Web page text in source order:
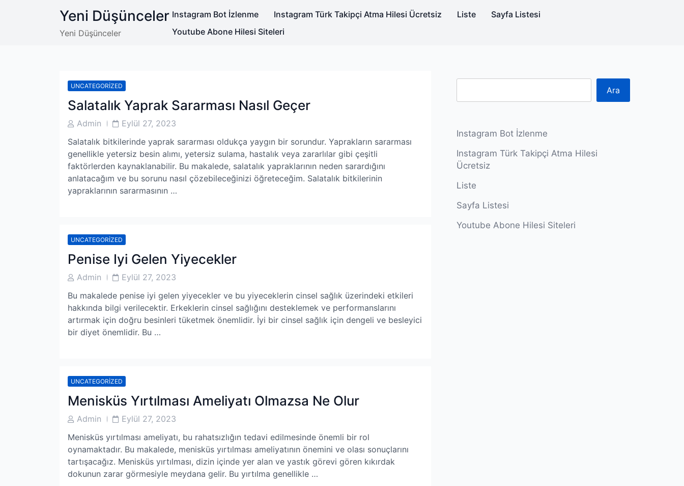
Yeni Düşünceler
Yeni Düşünceler
Instagram Bot İzlenme Instagram Türk Takipçi Atma Hilesi Ücretsiz Liste
Sayfa Listesi
Youtube Abone Hilesi Siteleri
UNCATEGORIZED
Salatalık Yaprak Sararması Nasıl Geçer
PostAdmin
PostEylül 27, 2023
Salatalık bitkilerinde yaprak sararması oldukça yaygın bir sorundur. Yaprakların sararması
genellikle yetersiz besin alımı, yetersiz sulama, hastalık veya zararlılar gibi çeşitli
faktörlerden kaynaklanabilir. Bu makalede, salatalık yapraklarının neden sarardığını
anlatacağım ve bu sorunu nasıl çözebileceğinizi öğreteceğim. Salatalık bitkilerinin
yapraklarının sararmasının …
UNCATEGORIZED
Penise Iyi Gelen Yiyecekler
PostAdmin
PostEylül 27, 2023
Bu makalede penise iyi gelen yiyecekler ve bu yiyeceklerin cinsel sağlık üzerindeki etkileri
hakkında bilgi verilecektir. Erkeklerin cinsel sağlığını desteklemek ve performanslarını
artırmak için doğru besinleri tüketmek önemlidir. İyi bir cinsel sağlık için dengeli ve besleyici
bir diyet önemlidir. Bu …
UNCATEGORIZED
Menisküs Yırtılması Ameliyatı Olmazsa Ne Olur
PostAdmin
PostEylül 27, 2023
Menisküs yırtılması ameliyatı, bu rahatsızlığın tedavi edilmesinde önemli bir rol
oynamaktadır. Bu makalede, menisküs yırtılması ameliyatının önemini ve olası sonuçlarını
tartışacağız. Menisküs yırtılması, dizin içinde yer alan ve yastık görevi gören kıkırdak
dokunun zarar görmesiyle meydana gelir. Bu yırtılma genellikle …
Ara
Instagram Bot İzlenme
Instagram Türk Takipçi Atma Hilesi
Ücretsiz
Liste
Sayfa Listesi
Youtube Abone Hilesi Siteleri